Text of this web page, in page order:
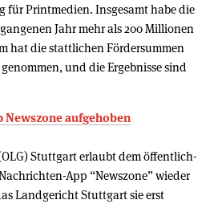
für Printmedien. Insgesamt habe die
Jahr mehr als 200 Millionen
hat die stattlichen Fördersummen
und die Ergebnisse sind
Newszone aufgehoben
Stuttgart erlaubt dem öffentlich-
App “Newszone” wieder
Landgericht Stuttgart sie erst